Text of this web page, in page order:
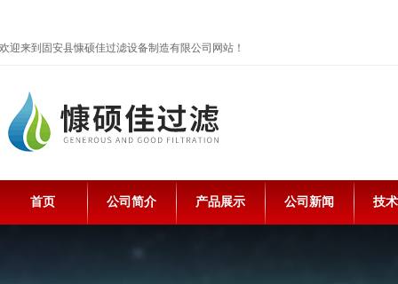
欢迎来到固安县慷硕佳过滤设备制造有限公司网站！
首页 公司简介 产品展示 公司新闻 技